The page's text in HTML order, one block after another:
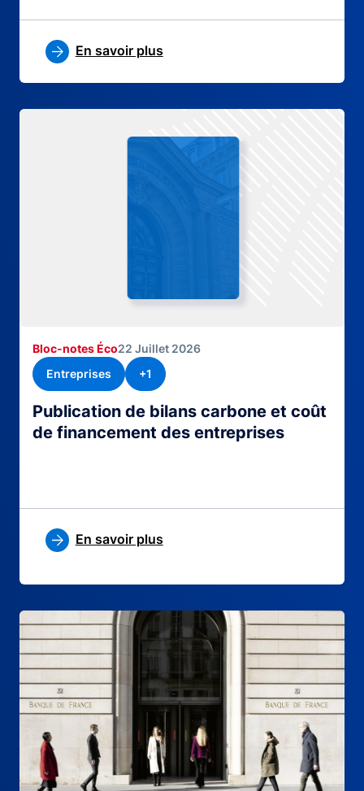
Publication de bilans carbone et coût
de financement des entreprises
Bloc-notes Éco22 Juillet 2026
Entreprises
+1
En savoir plus
En savoir plus